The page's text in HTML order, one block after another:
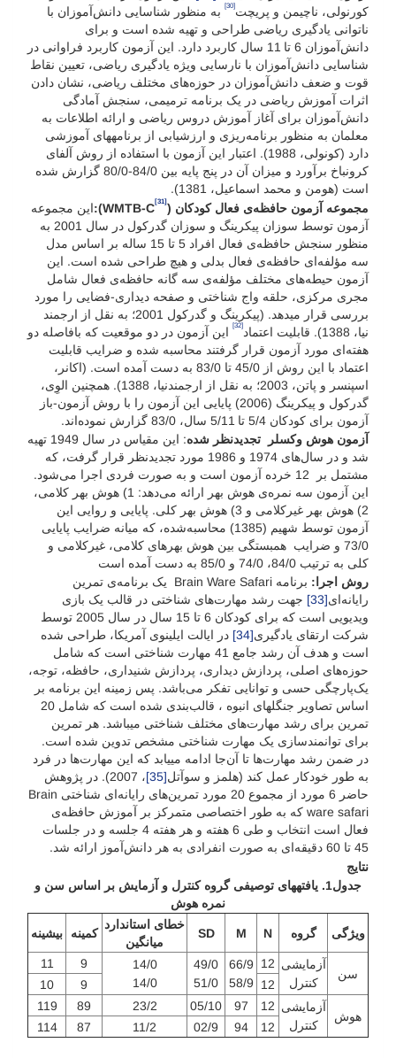
کورنولی، ناچی­من و پریچت[30]
به منظور شناسایی دانش‌آموزان با
ناتوانی یادگیری ریاضی طراحی و تهیه شده است و برای
دانش‌آموزان 6 تا 11 سال کاربرد دارد. این آزمون کاربرد فراوانی در
شناسایی دانش‌آموزان با نارسایی ویژه یادگیری ریاضی، تعیین نقاط
قوت و ضعف دانش‌آموزان در حوزه‌های مختلف ریاضی، نشان دادن
اثرات آموزش ریاضی در یک برنامه ترمیمی، سنجش آمادگی
دانش‌آموزان برای آغاز آموزش دروس ریاضی و ارائه اطلاعات به
معلمان به منظور برنامه‌ریزی و ارزشیابی از برنامه­های آموزشی
دارد (کونولی، 1988). اعتبار این آزمون با استفاده از روش آلفای
کرونباخ برآورد و میزان آن در پنج پایه بین 84/0-80/0 گزارش شده
است (هومن و محمد اسماعیل، 1381).
مجموعه آزمون حافظه‌ی فعال کودکان (
WMTB-C[31]
):این مجموعه
آزمون توسط سوزان پیکرینگ و سوزان گدرکول در سال 2001 به
منظور سنجش حافظه‌ی فعال افراد 5 تا 15 ساله بر اساس مدل
سه مؤلفه‌ای حافظه‌ی فعال بدلی و هیچ طراحی شده است. این
آزمون حیطه‌های مختلف مؤلفه‌ی سه گانه حافظه‌ی فعال شامل
مجری مرکزی، حلقه واج شناختی و صفحه دیداری-فضایی را مورد
بررسی قرار می­دهد. (پیکرینگ و گدرکول 2001؛ به نقل از ارجمند
نیا، 1388). قابلیت اعتماد
[32]
این آزمون در دو موقعیت که بافاصله دو
هفته‌ای مورد آزمون قرار گرفتند محاسبه ‌شده و ضرایب قابلیت
اعتماد با این روش از 45/0 تا 83/0 به دست آمده است. (اکانر،
اسپنسر و پاتن، 2003؛ به نقل از ارجمندنیا، 1388). همچنین الوِی،
گدرکول و پیکرینگ (2006) پایایی این آزمون را با روش آزمون-باز
آزمون برای کودکان 5/4 تا 5/11 سال، 83/0 گزارش نموده‌اند.
آزمون هوش وکسلر تجدیدنظر شده
: این مقیاس در سال 1949 تهیه
شد و در سال‌های 1974 و 1986 مورد تجدیدنظر قرار گرفت، که
مشتمل بر 12 خرده آزمون است و به صورت فردی اجرا می‌شود.
این آزمون سه نمره‌ی هوش بهر ارائه می‌دهد: 1) هوش بهر کلامی،
2) هوش بهر غیرکلامی و 3) هوش بهر کلی. پایایی و روایی این
آزمون توسط شهیم (1385) محاسبه‌شده، که میانه ضرایب پایایی
73/0 و ضرایب همبستگی بین هوش بهرهای کلامی، غیرکلامی و
کلی به ترتیب 84/0، 74/0 و 85/0 به دست آمده است
روش اجرا:
برنامه Brain Ware Safari یک برنامه‌ی تمرین
رایانه‌ای[33]
جهت رشد مهارت‌های شناختی در قالب یک بازی
ویدیویی است که برای کودکان 6 تا 15 سال در سال 2005 توسط
شرکت ارتقای یادگیری[34]
در ایالت ایلینوی آمریکا، طراحی شده
است و هدف آن رشد جامع 41 مهارت شناختی است که شامل
حوزه‌های اصلی، پردازش دیداری، پردازش شنیداری، حافظه، توجه،
یک‌پارچگی حسی و توانایی تفکر می‌باشد. پس زمینه این برنامه بر
اساس تصاویر جنگل­های انبوه ، قالب‌بندی شده است که شامل 20
تمرین برای رشد مهارت‌های مختلف شناختی می­باشد. هر تمرین
برای توانمندسازی یک مهارت شناختی مشخص تدوین شده است.
در ضمن رشد مهارت‌ها تا آن‌جا ادامه می­یابد که این مهارت‌ها در فرد
به طور خودکار عمل کند (هلمز و سوآتل[35]
، 2007). در پژوهش
حاضر 6 مورد از مجموع 20 مورد تمرین‌های رایانه‌ای شناختی Brain
ware safari که به طور اختصاصی متمرکز بر آموزش حافظه‌ی
فعال است انتخاب و طی 6 هفته و هر هفته 4 جلسه و در جلسات
45 تا 60 دقیقه‌ای به صورت انفرادی به هر دانش‌آموز ارائه شد.
نتایج
جدول1. یافته­های توصیفی گروه کنترل و آزمایش بر اساس سن و
نمره هوش
ویژگی گروه N
M
SD
خطای استاندارد
میانگین
کمینه بیشینه
سن
آزمایشی
کنترل
12
66/9
58/9
49/0
51/0
14/0
14/0
9
11
12
9
10
هوش
آزمایشی
کنترل
12
97
05/10
23/2
89
119
12
94
02/9
11/2
87
114